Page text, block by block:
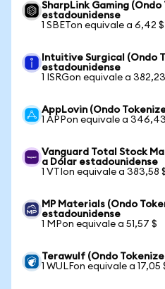
SharpLink Gaming
estadounidense
1 SBETon equivale a 6,42 $
Intuitive Surgical (Ondo
estadounidense
1 ISRGon equivale a
AppLovin (Ondo
1 APPon equivale a
Vanguard Total Stock
a Dólar estadounidense
1 VTIon equivale a 383,58
MP Materials (Ondo
estadounidense
1 MPon equivale a 51,57 $
Terawulf (Ondo
1 WULFon equivale a 17,05